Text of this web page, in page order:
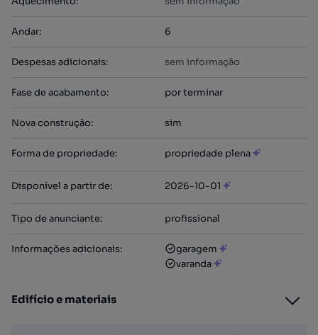
Andar: 6
Despesas adicionais: sem informação
Fase de acabamento: por terminar
Nova construção: sim
Forma de propriedade: propriedade plena
Disponível a partir de: 2026-10-01
Tipo de anunciante: profissional
Informações adicionais:
garagem
varanda
Edifício e materiais